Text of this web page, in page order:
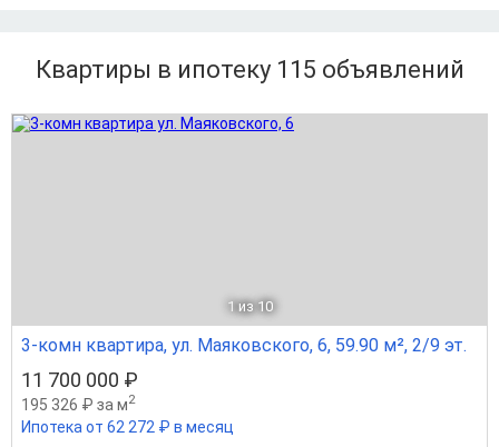
Квартиры в ипотеку 115 объявлений
1 из 10
3-комн квартира, ул. Маяковского, 6, 59.90 м², 2/9 эт.
11 700 000 ₽
195 326 ₽ за м2
Ипотека от 62 272 ₽ в месяц